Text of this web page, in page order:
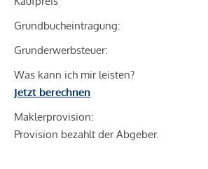
Grundbucheintragung:
Grunderwerbsteuer:
Was kann ich mir leisten?
Jetzt berechnen
Maklerprovision:
Provision bezahlt der Abgeber.